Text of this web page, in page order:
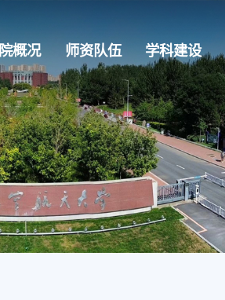
概况 师资队伍 学科建设